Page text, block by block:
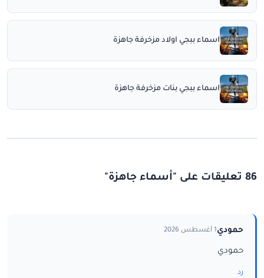
اسماء ببجي اولاد مزخرفة جاهزة
اسماء ببجي بنات مزخرفة جاهزة
86 تعليقات على "أسماء جاهزة"
حمودي1 أغسطس 2026
حمودي
رد